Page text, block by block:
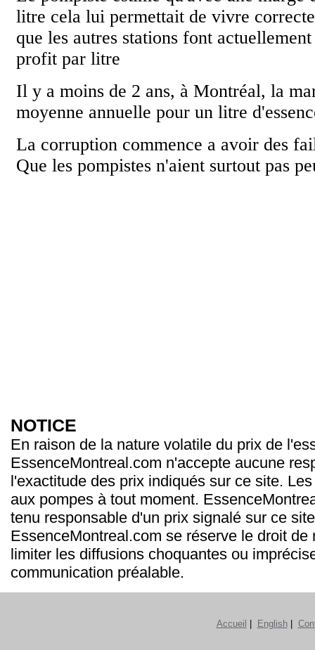
NOTICE
En raison de la nature volatile du prix de
EssenceMontreal.com n'accepte aucune
l'exactitude des prix indiqués sur ce site.
aux pompes à tout moment.
tenu responsable d'un prix signalé sur ce
EssenceMontreal.com se réserve le droit de
limiter les diffusions choquantes ou
communication préalable.
Accueil English|